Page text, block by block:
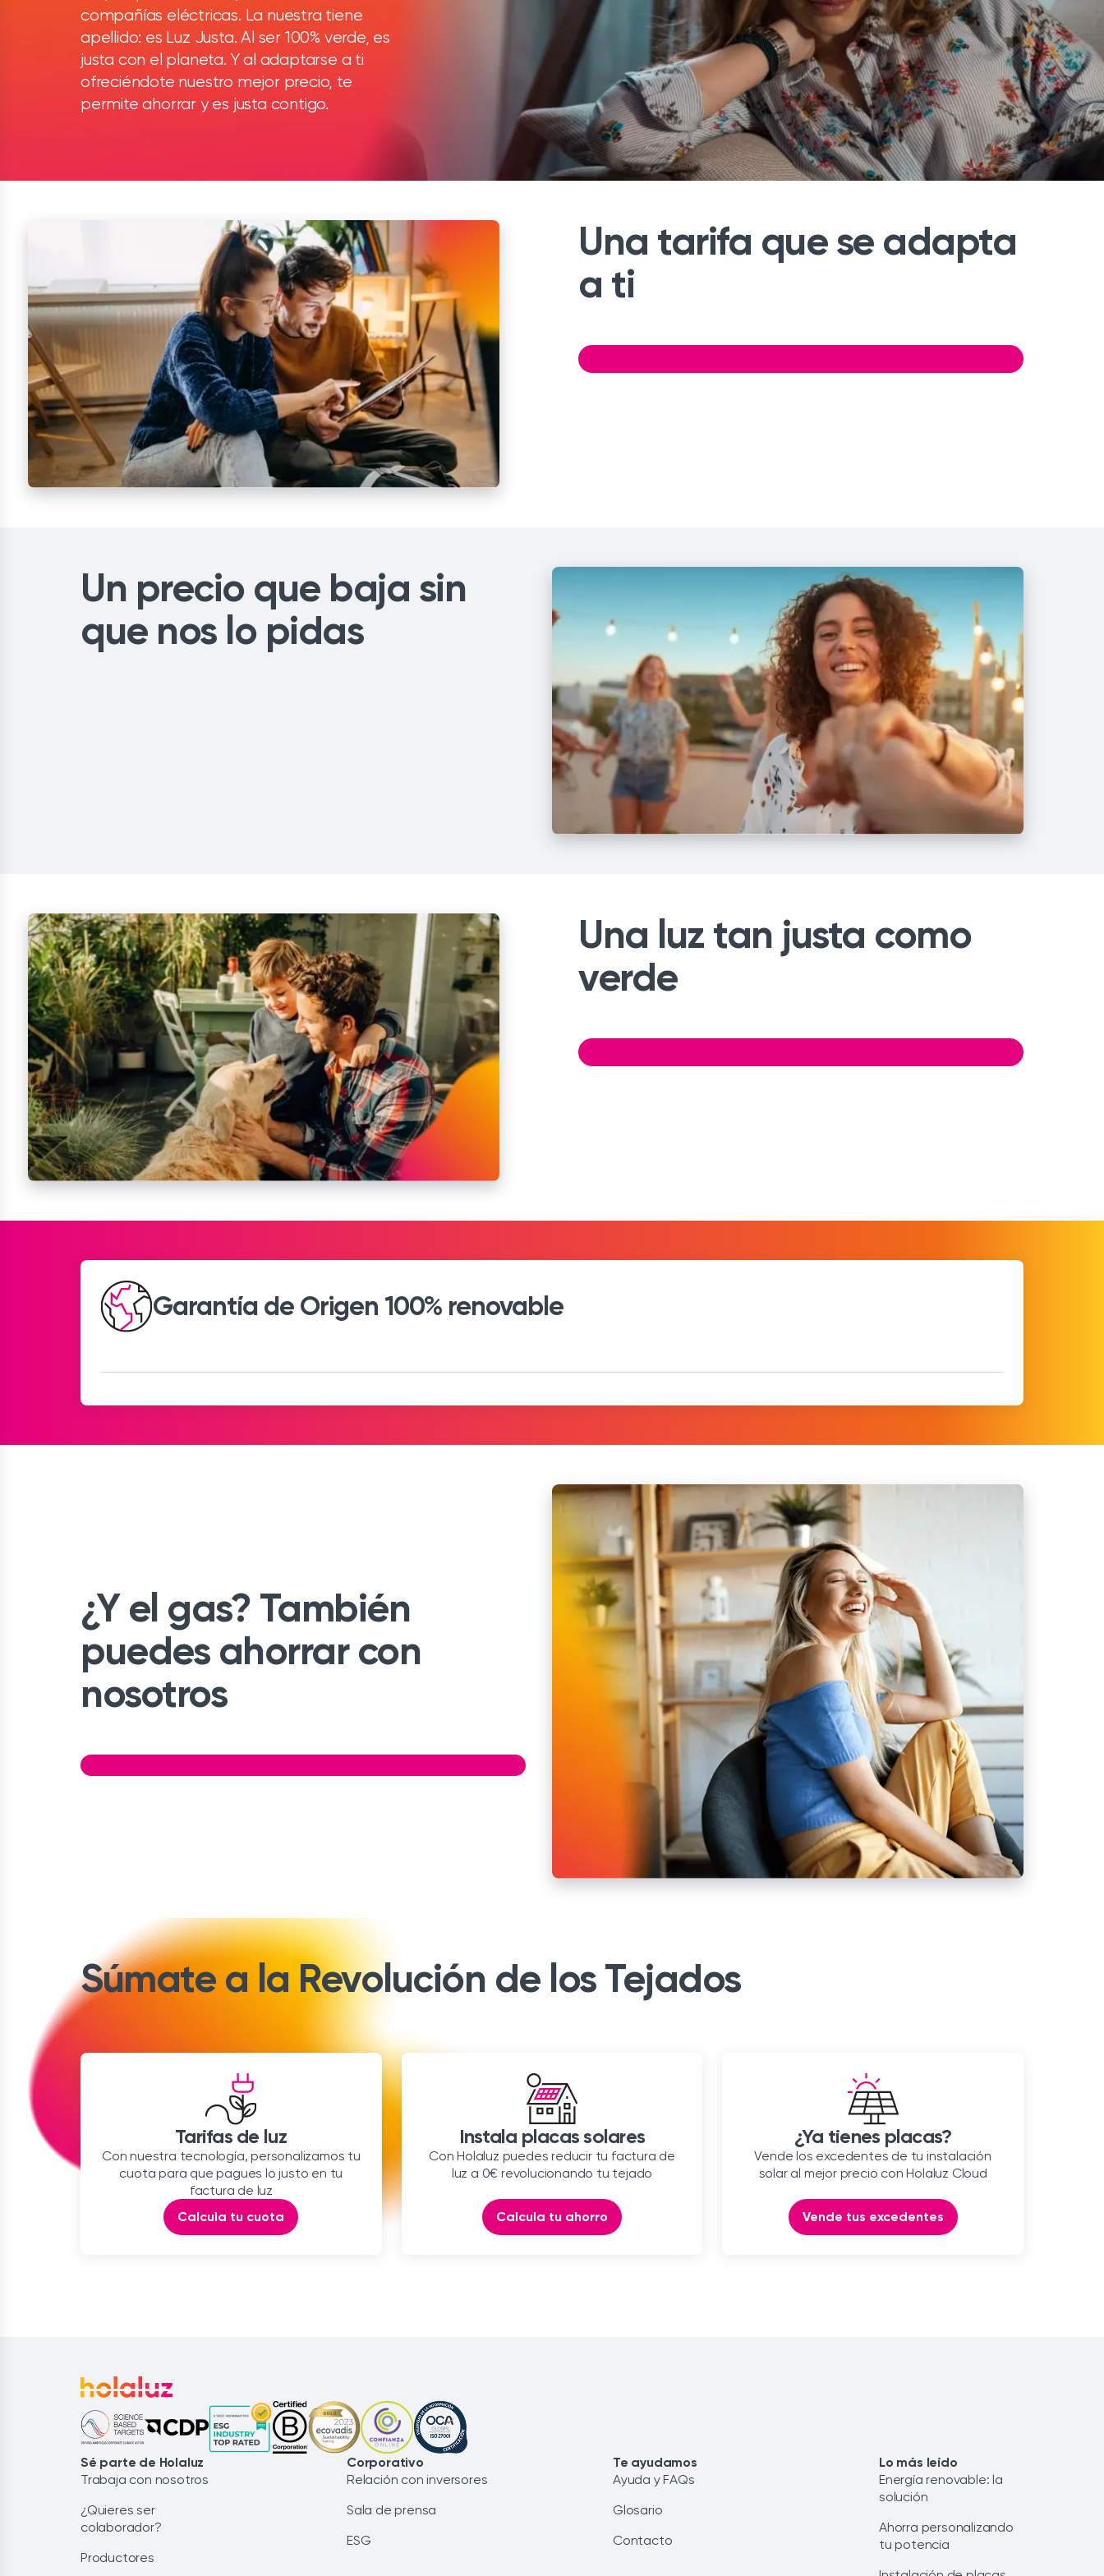
compañías eléctricas. La nuestra tiene
apellido: es Luz Justa. Al ser 100% verde, es
justa con el planeta. Y al adaptarse a ti
ofreciéndote nuestro mejor precio, te
permite ahorrar y es justa contigo.
Una tarifa que se adapta
a ti
Un precio que baja sin
que nos lo pidas
Una luz tan justa como
verde
Garantía de Origen 100% renovable
¿Y el gas? También
puedes ahorrar con
nosotros
Súmate a la Revolución de los Tejados
Tarifas de luz
Con nuestra tecnología, personalizamos tu
cuota para que pagues lo justo en tu
factura de luz
Calcula tu cuota
Instala placas solares
Con Holaluz puedes reducir tu factura de
luz a 0€ revolucionando tu tejado
Calcula tu ahorro
¿Ya tienes placas?
Vende los excedentes de tu instalación
solar al mejor precio con Holaluz Cloud
Vende tus excedentes
Sé parte de Holaluz
Trabaja con nosotros
¿Quieres ser
colaborador?
Productores
Corporativo
Relación con inversores
Sala de prensa
ESG
Te ayudamos
Ayuda y FAQs
Glosario
Contacto
Lo más leído
Energía renovable: la
solución
Ahorra personalizando
tu potencia